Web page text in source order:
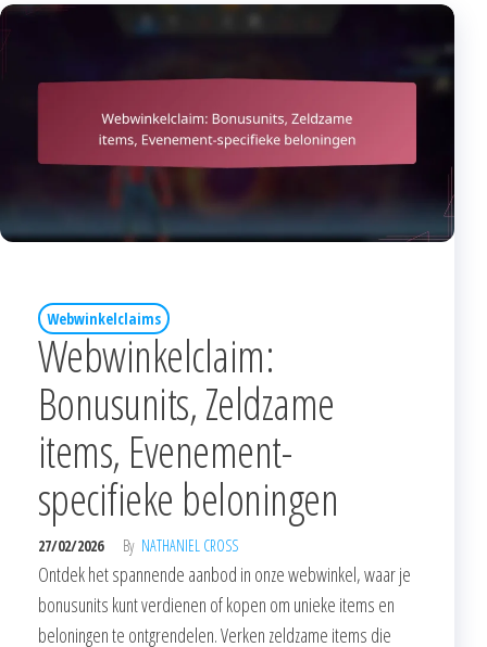
Webwinkelclaims
Webwinkelclaim:
Bonusunits, Zeldzame
items, Evenement-
specifieke beloningen
27/02/2026 By NATHANIEL CROSS
Ontdek het spannende aanbod in onze webwinkel, waar je
bonusunits kunt verdienen of kopen om unieke items en
beloningen te ontgrendelen. Verken zeldzame items die